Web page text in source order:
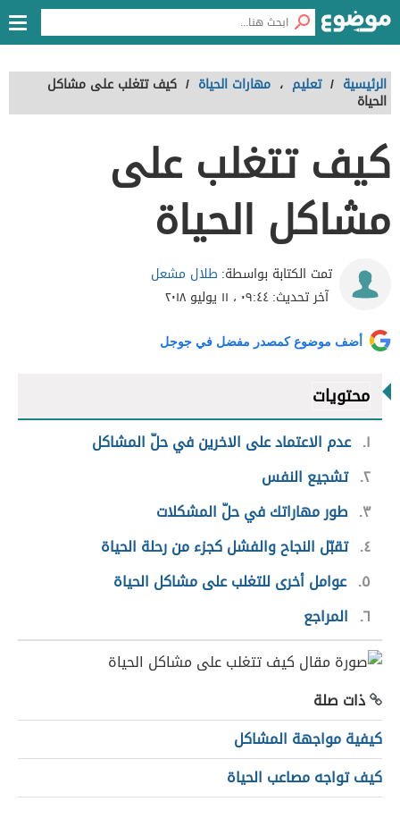
الرئيسية / تعليم ، مهارات الحياة / كيف تتغلب على مشاكل
الحياة
كيف تتغلب على
مشاكل الحياة
تمت الكتابة بواسطة: طلال مشعل
آخر تحديث:٠٩:٤٤ ، ١١ يوليو ٢٠١٨
أضف موضوع كمصدر مفضل في جوجل
محتويات
١ عدم الاعتماد على الاخرين في حلّ المشاكل
٢ تشجيع النفس
٣ طور مهاراتك في حلّ المشكلات
٤ تقبّل النجاح والفشل كجزء من رحلة الحياة
٥ عوامل أخرى للتغلب على مشاكل الحياة
٦ المراجع
ذات صلة
كيفية مواجهة المشاكل
كيف تواجه مصاعب الحياة